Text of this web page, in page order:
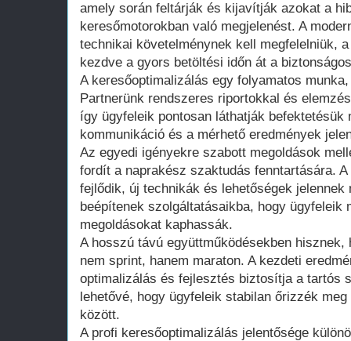
amely során feltárják és kijavítják azokat a
keresőmotorokban való megjelenést. A
technikai követelménynek kell megfelelniük,
kezdve a gyors betöltési időn át a
A keresőoptimalizálás egy folyamatos
Partnerünk rendszeres riportokkal és
így ügyfeleik pontosan láthatják befektetésük
kommunikáció és a mérhető eredmények
Az egyedi igényekre szabott megoldások
fordít a naprakész szaktudás fenntartására.
fejlődik, új technikák és lehetőségek jelennek
beépítenek szolgáltatásaikba, hogy ügyfeleik
megoldásokat kaphassák.
A hosszú távú együttműködésekben
nem sprint, hanem maraton. A kezdeti
optimalizálás és fejlesztés biztosítja a tartós
lehetővé, hogy ügyfeleik stabilan őrizzék
között.
A profi keresőoptimalizálás jelentősége